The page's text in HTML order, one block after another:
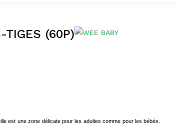
TIGES (60P)
est une zone délicate pour les adultes comme pour les bébés.